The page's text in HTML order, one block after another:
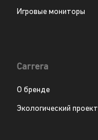
Игровые мониторы
Carrera
О бренде
Экологический проект